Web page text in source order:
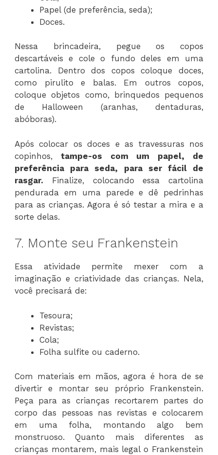
Papel (de preferência, seda);
Doces.
Nessa brincadeira, pegue os copos
descartáveis e cole o fundo deles em uma
cartolina. Dentro dos copos coloque doces,
como pirulito e balas. Em outros copos,
coloque objetos como, brinquedos pequenos
de Halloween (aranhas, dentaduras,
abóboras).
Após colocar os doces e as travessuras nos
copinhos, tampe-os com um papel, de
preferência para seda, para ser fácil de
rasgar. Finalize, colocando essa cartolina
pendurada em uma parede e dê pedrinhas
para as crianças. Agora é só testar a mira e a
sorte delas.
7. Monte seu Frankenstein
Essa atividade permite mexer com a
imaginação e criatividade das crianças. Nela,
você precisará de:
Tesoura;
Revistas;
Cola;
Folha sulfite ou caderno.
Com materiais em mãos, agora é hora de se
divertir e montar seu próprio Frankenstein.
Peça para as crianças recortarem partes do
corpo das pessoas nas revistas e colocarem
em uma folha, montando algo bem
monstruoso. Quanto mais diferentes as
crianças montarem, mais legal o Frankenstein